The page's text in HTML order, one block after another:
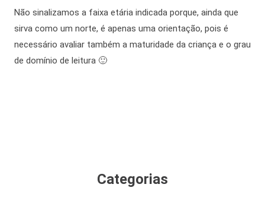
Não sinalizamos a faixa etária indicada porque, ainda que
sirva como um norte, é apenas uma orientação, pois é
necessário avaliar também a maturidade da criança e o grau
de domínio de leitura 🙂
Categorias